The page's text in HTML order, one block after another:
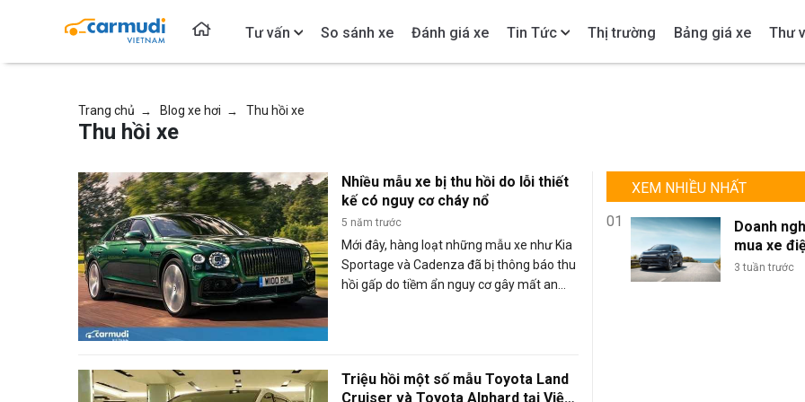
Tư vấn So sánh xe Đánh giá xe Tin Tức Thị trường Bảng giá xe Thư
Trang chủ → Blog xe hơi → Thu hồi xe
Thu hồi xe
Nhiều mẫu xe bị thu hồi do lỗi thiết
kế có nguy cơ cháy nổ
5 năm trước
Mới đây, hàng loạt những mẫu xe như Kia
Sportage và Cadenza đã bị thông báo thu
hồi gấp do tiềm ẩn nguy cơ gây mất an
Triệu hồi một số mẫu Toyota Land
Cruiser và Toyota Alphard tại Việt
XEM NHIỀU NHẤT
01
Doanh
mua xe
lượng lớn:
3 tuần trước